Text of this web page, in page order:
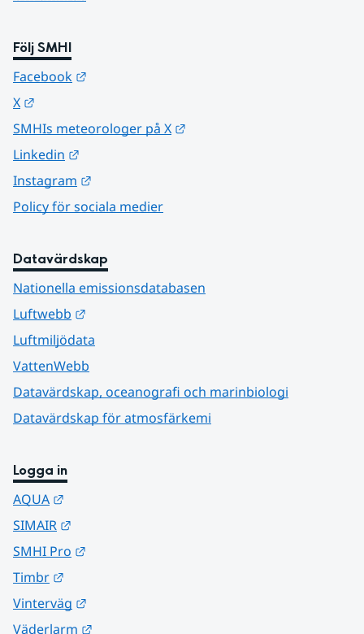
Följ SMHI
Facebook
X
SMHIs meteorologer på X
Linkedin
Instagram
Policy för sociala medier
Datavärdskap
Nationella emissionsdatabasen
Luftwebb
Luftmiljödata
VattenWebb
Datavärdskap, oceanografi och marinbiologi
Datavärdskap för atmosfärkemi
Logga in
AQUA
SIMAIR
SMHI Pro
Timbr
Vinterväg
Väderlarm